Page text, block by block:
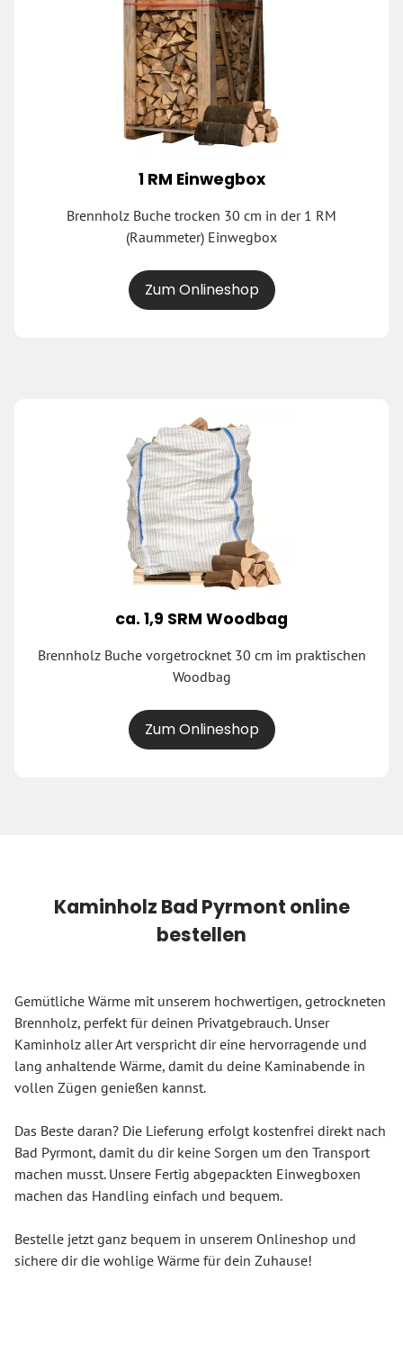
1 RM Einwegbox
Brennholz Buche trocken 30 cm in der 1 RM
(Raummeter) Einwegbox
Zum Onlineshop
ca. 1,9 SRM Woodbag
Brennholz Buche vorgetrocknet 30 cm im praktischen
Woodbag
Zum Onlineshop
Kaminholz Bad Pyrmont online
bestellen
Gemütliche Wärme mit unserem hochwertigen, getrockneten
Brennholz, perfekt für deinen Privatgebrauch. Unser
Kaminholz aller Art verspricht dir eine hervorragende und
lang anhaltende Wärme, damit du deine Kaminabende in
vollen Zügen genießen kannst.
Das Beste daran? Die Lieferung erfolgt kostenfrei direkt nach
Bad Pyrmont, damit du dir keine Sorgen um den Transport
machen musst. Unsere Fertig abgepackten Einwegboxen
machen das Handling einfach und bequem.
Bestelle jetzt ganz bequem in unserem Onlineshop und
sichere dir die wohlige Wärme für dein Zuhause!